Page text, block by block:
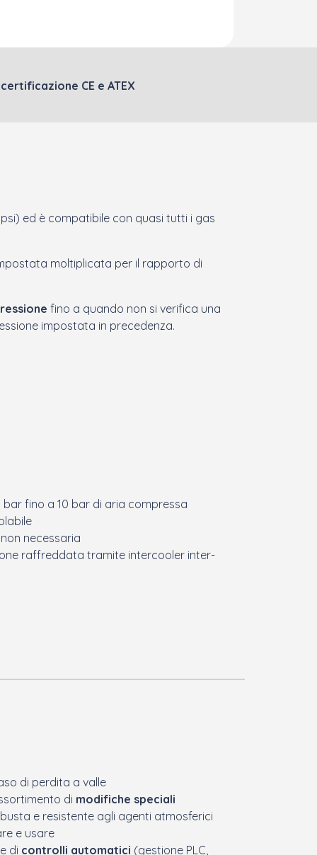
CE e ATEX
ed è compatibile con quasi tutti i gas
moltiplicata per il rapporto di
fino a quando non si verifica una
impostata in precedenza.
fino a 10 bar di aria compressa
necessaria
raffreddata tramite intercooler inter-
di perdita a valle
di modifiche speciali
e resistente agli agenti atmosferici
e usare
di controlli automatici (gestione PLC,